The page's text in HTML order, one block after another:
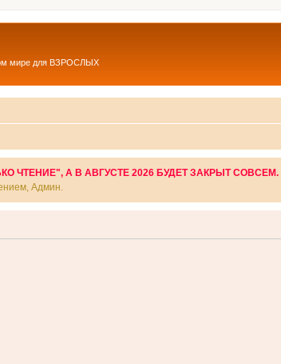
мире для ВЗРОСЛЫХ
ЧТЕНИЕ", А В АВГУСТЕ 2026 БУДЕТ ЗАКРЫТ СОВСЕМ.
Админ.